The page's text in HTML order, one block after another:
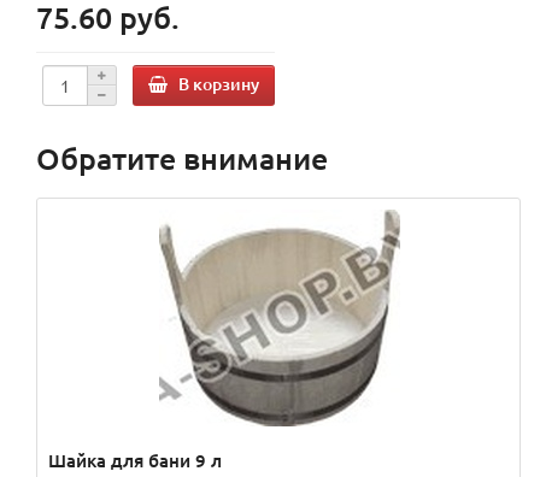
75.60 руб.
В корзину
Обратите внимание
Шайка для бани 9 л